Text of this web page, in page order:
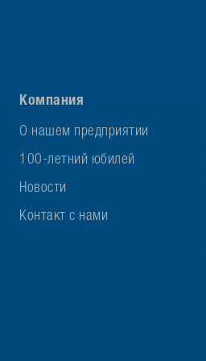
Компания
О нашем предприятии
100-летний юбилей
Новости
Контакт с нами